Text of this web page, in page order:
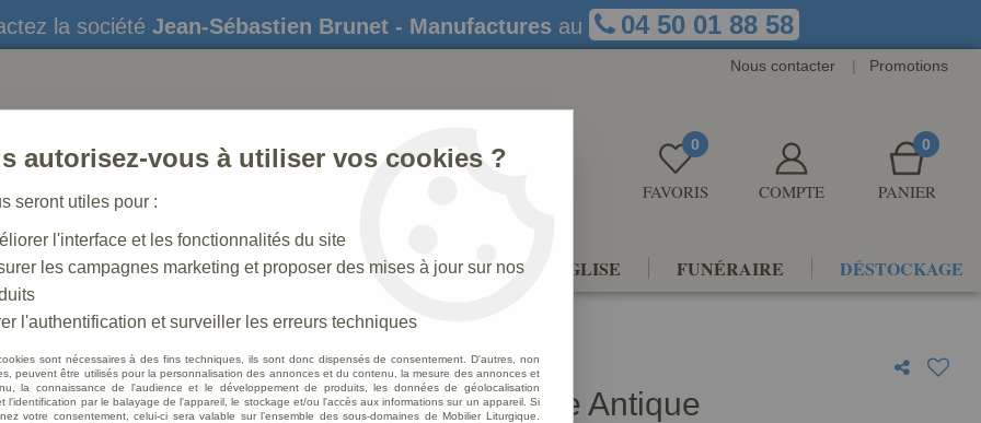
la société Jean-Sébastien Brunet - Manufactures au 04 50 01 88 58
Nous contacter | Promotions
0
FAVORIS COMPTE
0
PANIER
STATUES CRÈCHES DE NOËL AMÉNAGEMENTS D'ÉGLISE FUNÉRAIRE DÉSTOCKAGE
N° 41_50 CM >Sainte Marie Antique
Sainte Marie Antique
autorisez-vous à utiliser vos cookies ?
seront utiles pour :
l'interface et les fonctionnalités du site
les campagnes marketing et proposer des mises à jour sur nos
l'authentification et surveiller les erreurs techniques
sont nécessaires à des fins techniques, ils sont donc dispensés de consentement. D'autres, non
peuvent être utilisés pour la personnalisation des annonces et du contenu, la mesure des annonces et
la connaissance de l'audience et le développement de produits, les données de géolocalisation
l'identification par le balayage de l'appareil, le stockage et/ou l'accès aux informations sur un appareil. Si
votre consentement, celui-ci sera valable sur l’ensemble des sous-domaines de Mobilier Liturgique.